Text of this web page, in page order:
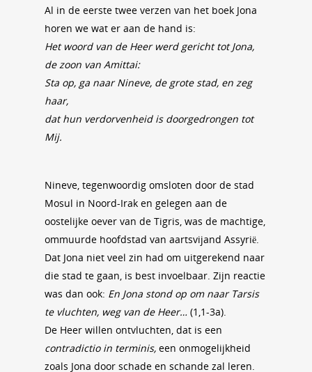
Al in de eerste twee verzen van het boek Jona
horen we wat er aan de hand is:
Het woord van de Heer werd gericht tot Jona,
de zoon van Amittai:
Sta op, ga naar Nineve, de grote stad, en zeg
haar,
dat hun verdorvenheid is doorgedrongen tot
Mij.
Nineve, tegenwoordig omsloten door de stad
Mosul in Noord-Irak en gelegen aan de
oostelijke oever van de Tigris, was de machtige,
ommuurde hoofdstad van aartsvijand Assyrië.
Dat Jona niet veel zin had om uitgerekend naar
die stad te gaan, is best invoelbaar. Zijn reactie
was dan ook: En Jona stond op om naar Tarsis
te vluchten, weg van de Heer… (1,1-3a).
De Heer willen ontvluchten, dat is een
contradictio in terminis, een onmogelijkheid
zoals Jona door schade en schande zal leren.